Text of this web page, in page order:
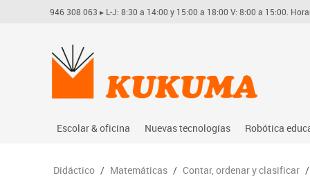
946 308 063 ▸ L-J: 8:30 a 14:00 y 15:00 a 18:00 V: 8:00 a 15:00.
Escolar & oficina
Archivo
Nuevas tecnologías
Audio
Robótica
Arduino
Didáctico / Matemáticas / Contar, ordenar y clasificar /